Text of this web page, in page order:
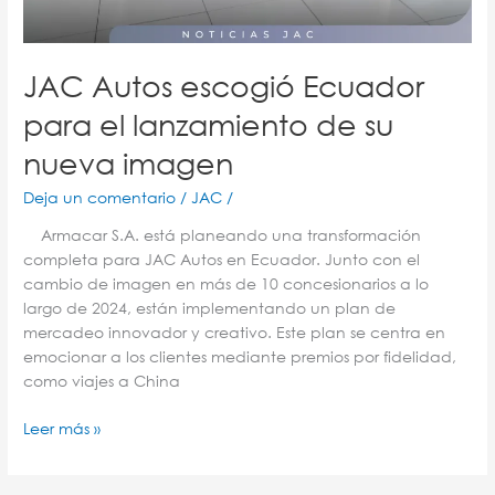
JAC Autos escogió Ecuador
para el lanzamiento de su
nueva imagen
Deja un comentario /JAC /
Armacar S.A. está planeando una transformación
completa para JAC Autos en Ecuador. Junto con el
cambio de imagen en más de 10 concesionarios a lo
largo de 2024, están implementando un plan de
mercadeo innovador y creativo. Este plan se centra en
emocionar a los clientes mediante premios por fidelidad,
como viajes a China
Leer más »